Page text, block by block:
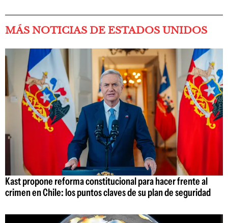
MÁS NOTICIAS DE ESTADOS UNIDOS
Kast propone reforma constitucional para hacer frente al
crimen en Chile: los puntos claves de su plan de seguridad